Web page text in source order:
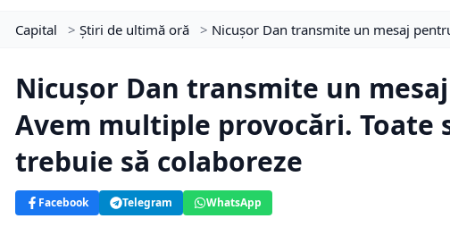
Capital > Știri de ultimă oră > Nicușor Dan transmite un mesaj
Nicușor Dan transmite un
Avem multiple provocări. Toate
trebuie să colaboreze
Facebook Telegram WhatsApp